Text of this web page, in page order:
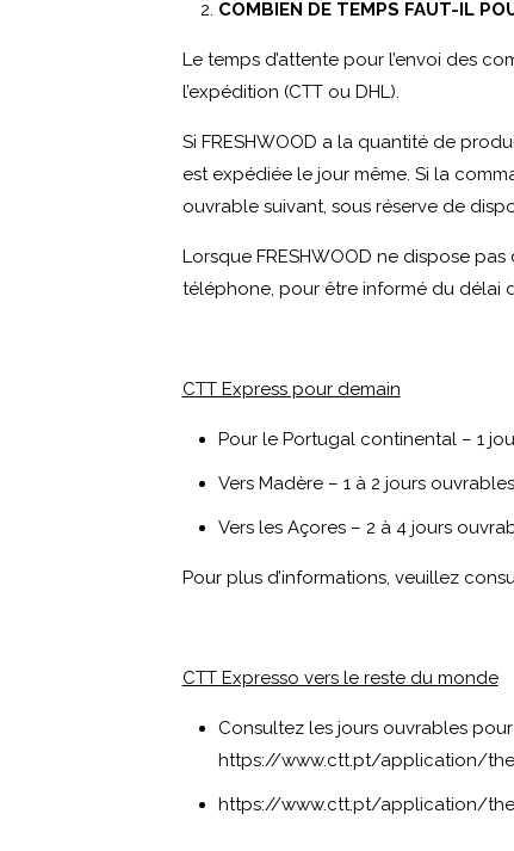
COMBIEN DE TEMPS FAUT-IL
Le temps d’attente pour l’envoi des
l’expédition (CTT ou DHL).
Si FRESHWOOD a la quantité de
est expédiée le jour même. Si la
ouvrable suivant, sous réserve de
Lorsque FRESHWOOD ne dispose
téléphone, pour être informé du délai
CTT Express pour demain
Pour le Portugal continental – 1
Vers Madère – 1 à 2 jours
Vers les Açores – 2 à 4 jours
Pour plus d’informations, veuillez
CTT Expresso vers le reste du monde
Consultez les jours ouvrables
https://www.ctt.pt/application/
https://www.ctt.pt/application/